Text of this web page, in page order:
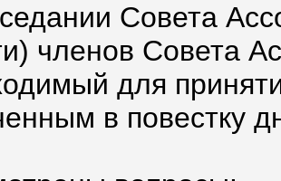
Совета
членов Совета
для
в повестку